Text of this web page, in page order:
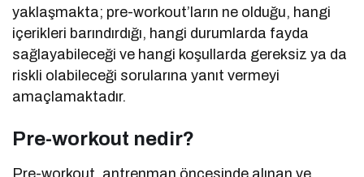
yaklaşmakta; pre-workout’ların ne olduğu, hangi
içerikleri barındırdığı, hangi durumlarda fayda
sağlayabileceği ve hangi koşullarda gereksiz ya da
riskli olabileceği sorularına yanıt vermeyi
amaçlamaktadır.
Pre-workout nedir?
Pre-workout, antrenman öncesinde alınan ve